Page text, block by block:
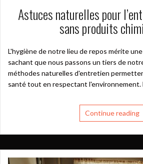
Astuces naturelles pour
sans produits
L'hygiène de notre lieu de repos mérite
sachant que nous passons un tiers de
méthodes naturelles d'entretien
santé tout en respectant l'environnement.
Continue reading